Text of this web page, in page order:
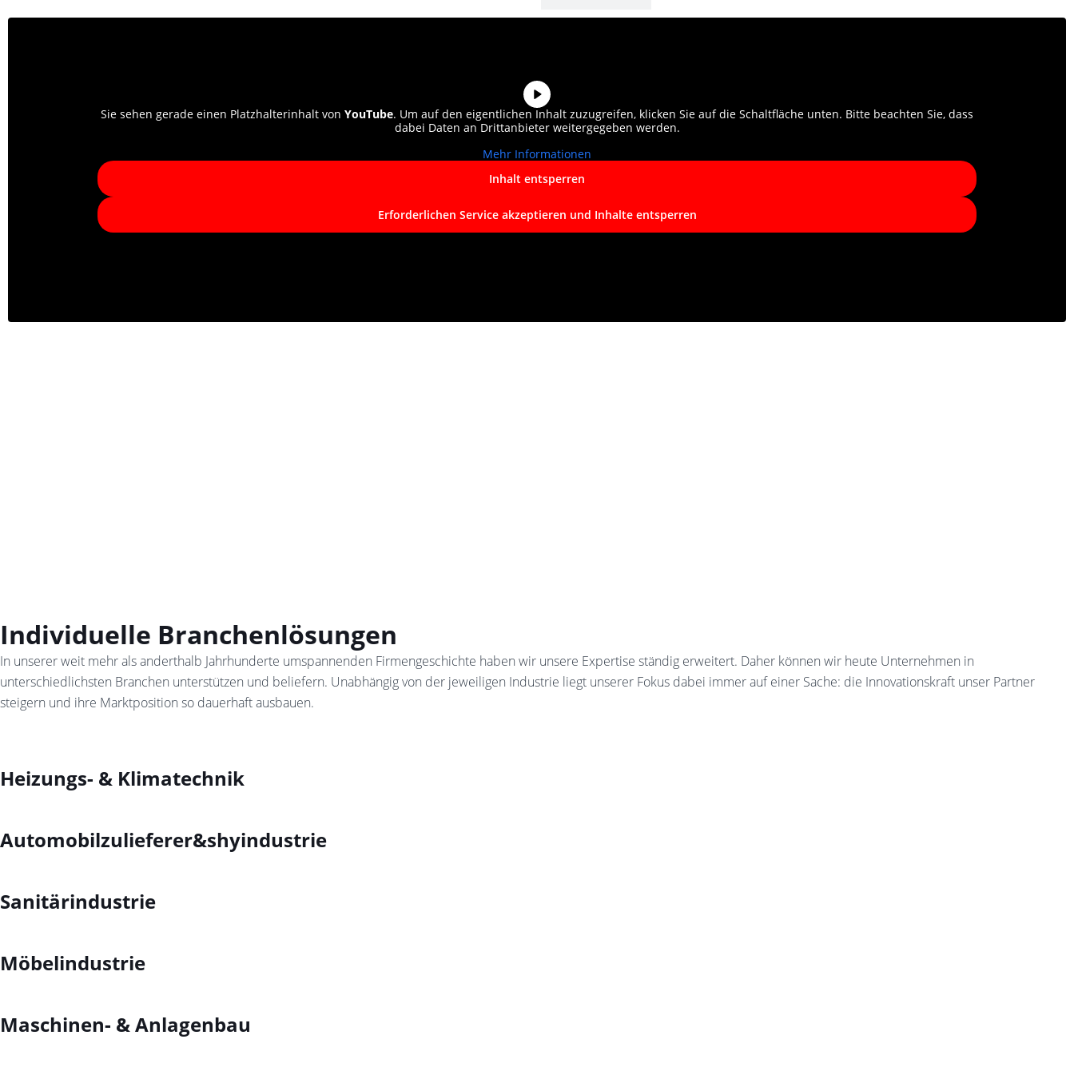
Sie sehen gerade einen Platzhalterinhalt von YouTube. Um auf den eigentlichen Inhalt zuzugreifen, klicken Sie auf die Schaltfläche unten. Bitte beachten Sie, dass
dabei Daten an Drittanbieter weitergegeben werden.
Mehr Informationen
Inhalt entsperren
Erforderlichen Service akzeptieren und Inhalte entsperren
Individuelle Branchenlösungen
In unserer weit mehr als anderthalb Jahrhunderte umspannenden Firmengeschichte haben wir unsere Expertise ständig erweitert. Daher können wir heute Unternehmen in
unterschiedlichsten Branchen unterstützen und beliefern. Unabhängig von der jeweiligen Industrie liegt unserer Fokus dabei immer auf einer Sache: die Innovationskraft unser Partner
steigern und ihre Marktposition so dauerhaft ausbauen.
Heizungs- & Klimatechnik
Automobilzulieferer&shyindustrie
Sanitärindustrie
Möbelindustrie
Maschinen- & Anlagenbau